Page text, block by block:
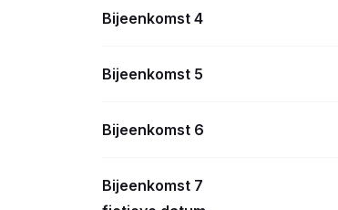
Bijeenkomst 4
Bijeenkomst 5
Bijeenkomst 6
Bijeenkomst 7